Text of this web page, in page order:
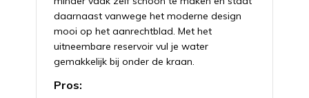
daarnaast vanwege het moderne design
mooi op het aanrechtblad. Met het
uitneembare reservoir vul je water
gemakkelijk bij onder de kraan.
Pros: